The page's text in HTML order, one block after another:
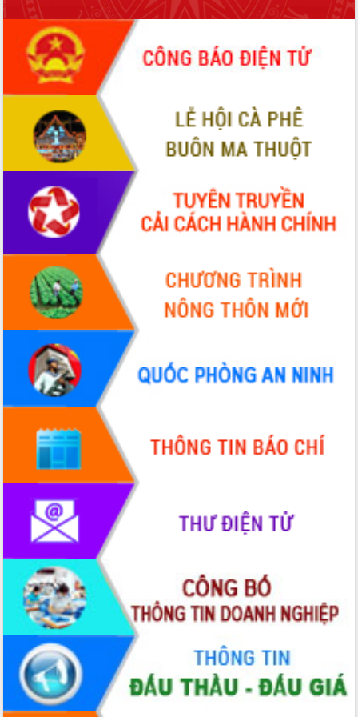
món ăn từ sầu riêng
Đắk Lắk công bố Quy hoạch và xúc
tiến đầu tư tỉnh
Ngành cá ngừ Đắk Lắk chủ động thích
ứng để giữ vững thị trường xuất khẩu
Diễn đàn Kinh tế tư nhân Việt Nam đột
phá cơ chế - Hợp tác công tư
Đề án 06 tạo bước ngoặt đột phá trong
cải cách hành chính tỉnh Đắk Lắk
Kết nối tour, đẩy mạnh chuyển đổi số
để phát triển du lịch Đắk Lắk
Khởi động Dự án Đầu tư xây dựng hạ
tầng kỹ thuật Cụm công nghiệp Tân
Gặp mặt các cơ quan báo chí nhân Kỷ
niệm 101 năm Ngày Báo chí Cách
mạng Việt Nam
Đắk Lắk sơ kết 4 năm triển khai thực
hiện Đề án 06 của Chính phủ
Họp báo thông tin về Hội nghị Công bố
Quy hoạch và Xúc tiến đầu tư tỉnh Đắk
Lắk
Khơi thông điểm nghẽn, đẩy nhanh
giải ngân vốn khắc phục thiên tai
HĐND tỉnh thông qua điều chỉnh Quy
hoạch tỉnh thời kỳ 2021-2030
Hội thảo góp ý hồ sơ điều chỉnh quy
hoạch tỉnh Đắk Lắk thời kỳ 2021-2030,
tầm nhìn đến năm 2050
Nâng cao hiệu quả hoạt động của các
doanh nghiệp nhà nước
Hội nghị triển khai kết nối mạng
truyền số liệu chuyên dùng phục vụ cơ
quan Đảng, Nhà nước
Lễ phát động chuỗi hoạt động chung
tay làm sạch môi trường
Xã Ea Kar bước chuyển mình trong
công tác cải cách hành chính mô hình
mới
UBND tỉnh họp báo định kỳ tháng 4
năm 2026